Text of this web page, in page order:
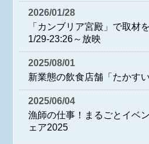
2026/01/28
「カンブリア宮殿」で取材
1/29-23:26～放映
2025/08/01
新業態の飲食店舗「たかす
2025/06/04
漁師の仕事！まるごとイベ
ェア2025